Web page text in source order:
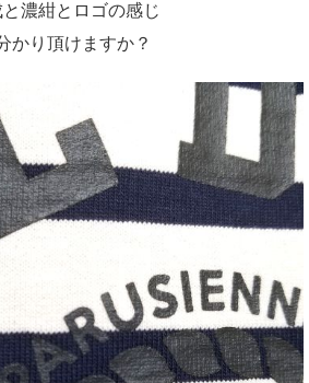
濃紺とロゴの感じ
かり頂けますか？